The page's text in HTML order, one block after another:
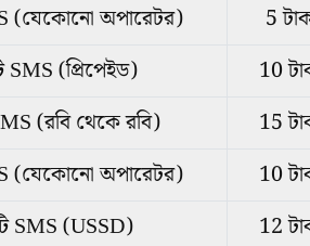
(যেকোনো অপারেটর)
5
SMS (প্রিপেইড)
10
(রবি থেকে রবি)
15
(যেকোনো অপারেটর)
10
SMS (USSD)
12